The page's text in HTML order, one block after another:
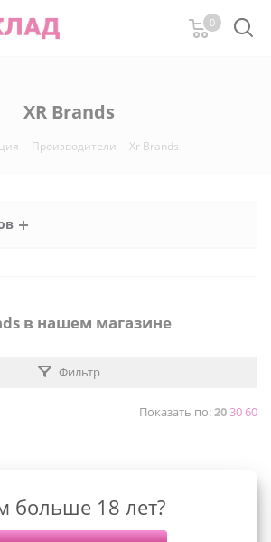
0
XR Brands
- Производители - Xr Brands
в нашем магазине
Фильтр
Показать по:203060
данный момент нет активных
больше 18 лет?